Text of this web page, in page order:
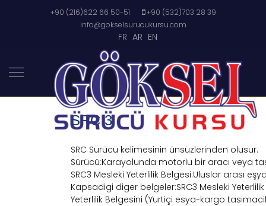
+90 (216)622 66 50-51
+90 (532)703 28 39
info@gokselsurucukursu.com
FR AR EN
SRC 3
SRC Sürücü kelimesinin ünsüzlerinden olusur.
Sürücü:Karayolunda motorlu bir aracı veya
SRC3 Mesleki Yeterlilik Belgesi:Uluslar arası
Kapsadigi diger belgeler:SRC3 Mesleki
Yeterlilik Belgesini (Yurtiçi esya-kargo